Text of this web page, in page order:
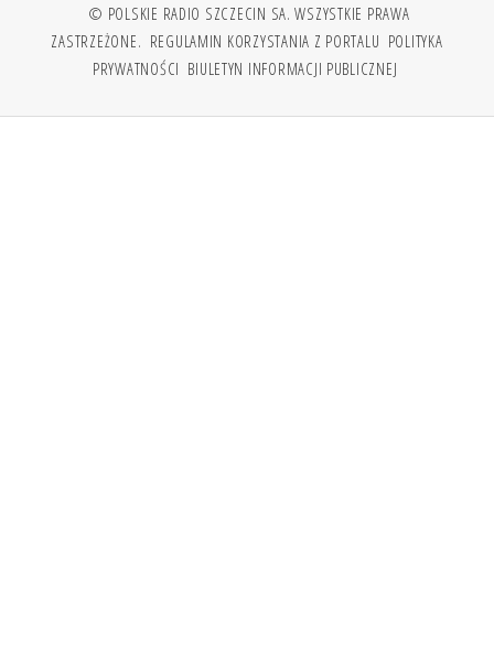
© POLSKIE RADIO SZCZECIN SA. WSZYSTKIE PRAWA
ZASTRZEŻONE. REGULAMIN KORZYSTANIA Z PORTALU POLITYKA
PRYWATNOŚCI BIULETYN INFORMACJI PUBLICZNEJ